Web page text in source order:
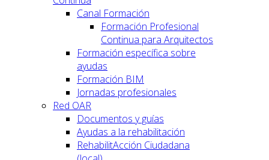
Canal Formación
Formación Profesional
Continua para Arquitectos
Formación específica sobre
ayudas
Formación BIM
Jornadas profesionales
Red OAR
Documentos y guías
Ayudas a la rehabilitación
RehabilitAcción Ciudadana